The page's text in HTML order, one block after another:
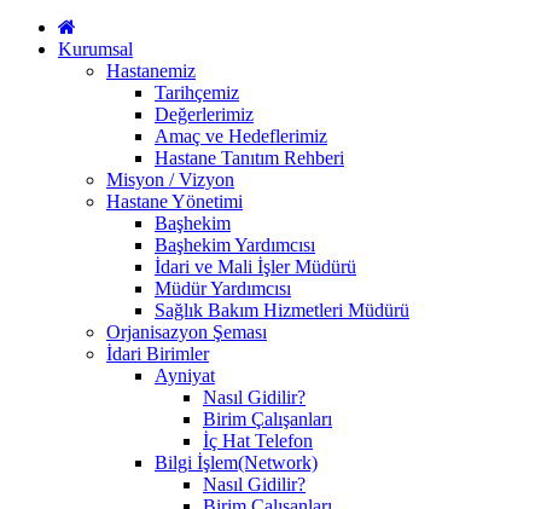
Kurumsal
Hastanemiz
Tarihçemiz
Değerlerimiz
Amaç ve Hedeflerimiz
Hastane Tanıtım Rehberi
Misyon / Vizyon
Hastane Yönetimi
Başhekim
Başhekim Yardımcısı
İdari ve Mali İşler Müdürü
Müdür Yardımcısı
Sağlık Bakım Hizmetleri Müdürü
Orjanisazyon Şeması
İdari Birimler
Ayniyat
Nasıl Gidilir?
Birim Çalışanları
İç Hat Telefon
Bilgi İşlem(Network)
Nasıl Gidilir?